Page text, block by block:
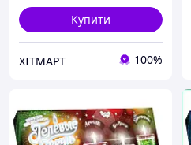
Купити
ХІТМАРТ 100%